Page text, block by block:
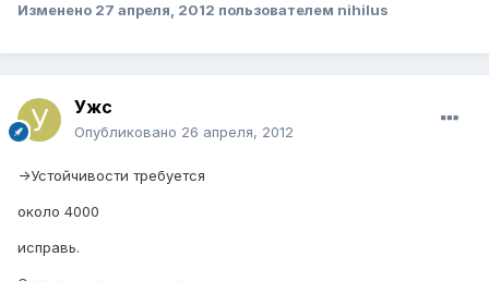
Изменено 27 апреля, 2012 пользователем nihilus
Ужс
Опубликовано 26 апреля, 2012
->Устойчивости требуется
около 4000
исправь.